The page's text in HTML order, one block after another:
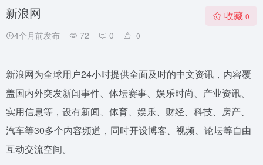
新浪网
4个月前发布 72 0 0
收藏 0
新浪网为全球用户24小时提供全面及时的中文资讯，内容覆
盖国内外突发新闻事件、体坛赛事、娱乐时尚、产业资讯、
实用信息等，设有新闻、体育、娱乐、财经、科技、房产、
汽车等30多个内容频道，同时开设博客、视频、论坛等自由
互动交流空间。